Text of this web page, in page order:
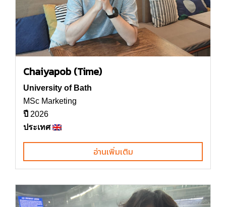
Chaiyapob (Time)
University of Bath
MSc Marketing
ปี 2026
ประเทศ
อ่านเพิ่มเติม